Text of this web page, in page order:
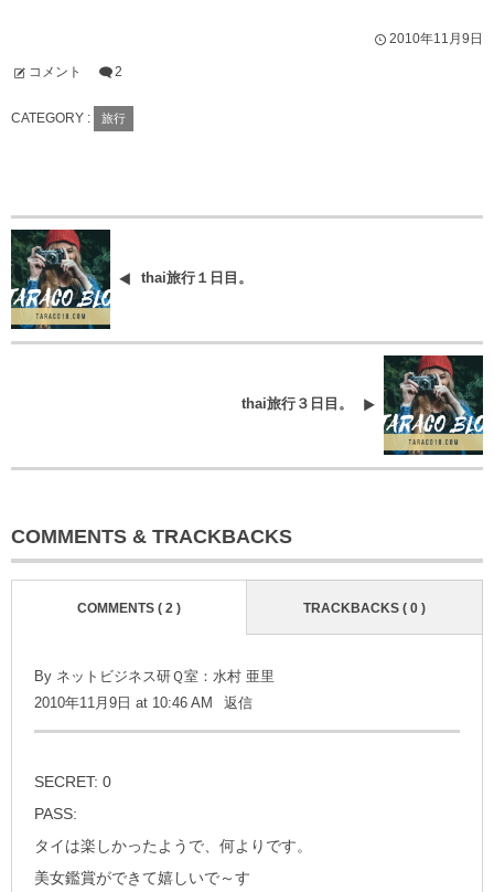
2010年11月9日
コメント 2
CATEGORY : 旅行
thai旅行１日目。
thai旅行３日目。
COMMENTS & TRACKBACKS
COMMENTS ( 2 ) TRACKBACKS ( 0 )
By ネットビジネス研Ｑ室：水村 亜里
2010年11月9日 at 10:46 AM
返信
SECRET: 0
PASS:
タイは楽しかったようで、何よりです。
美女鑑賞ができて嬉しいで～す